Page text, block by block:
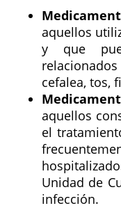
aquellos
y que
cefalea, tos,
aquellos
el
Unidad de
infección.